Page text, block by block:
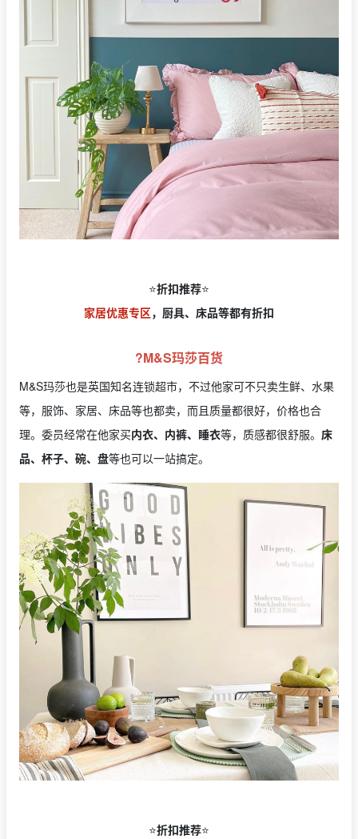
⭐️折扣推荐⭐️
家居优惠专区，厨具、床品等都有折扣
?M&S玛莎百货
M&S玛莎也是英国知名连锁超市，不过他家可不只卖生鲜、水果
等，服饰、家居、床品等也都卖，而且质量都很好，价格也合
理。委员经常在他家买内衣、内裤、睡衣等，质感都很舒服。 床
品、杯子、碗、盘等也可以一站搞定。
⭐️折扣推荐⭐️